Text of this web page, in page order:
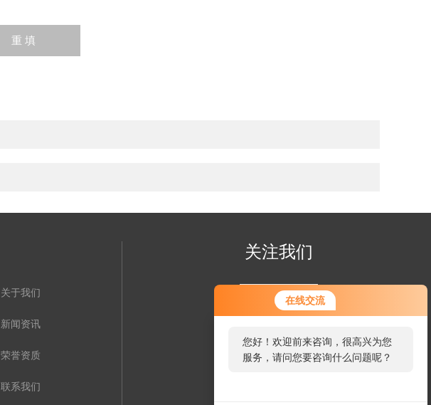
在线交流
您好！欢迎前来咨询，很高兴为您
服务，请问您要咨询什么问题呢？
关于我们
新闻资讯
荣誉资质
联系我们
关注我们